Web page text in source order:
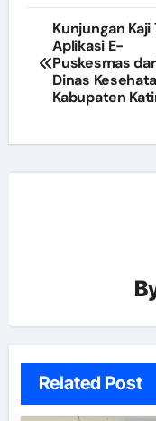
Navigasi
pos
Kunjungan Kaji
Aplikasi E-
Puskesmas
Dinas
Kabupaten
Related Post